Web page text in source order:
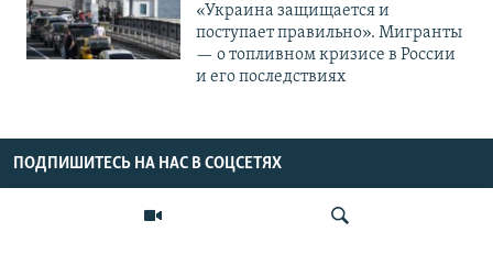
«Украина защищается и
поступает правильно». Мигранты
— о топливном кризисе в России
и его последствиях
ПОДПИШИТЕСЬ НА НАС В СОЦСЕТЯХ